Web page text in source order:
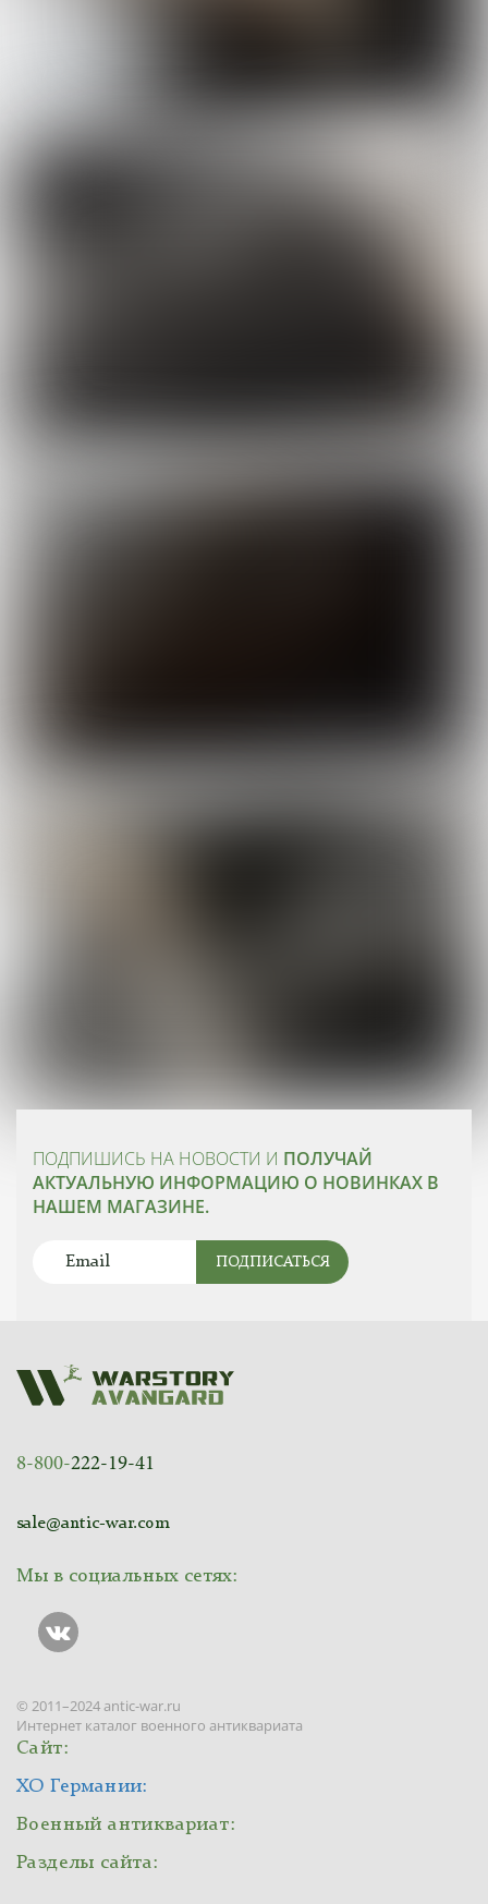
ПОДПИШИСЬ НА НОВОСТИ И ПОЛУЧАЙ
АКТУАЛЬНУЮ ИНФОРМАЦИЮ О НОВИНКАХ В
НАШЕМ МАГАЗИНЕ.
ПОДПИСАТЬСЯ
8-800-222-19-41
sale@antic-war.com
Мы в социальных сетях:
© 2011–2024 antic-war.ru
Интернет каталог военного антиквариата
Сайт:
ХО Германии:
Военный антиквариат:
Разделы сайта: